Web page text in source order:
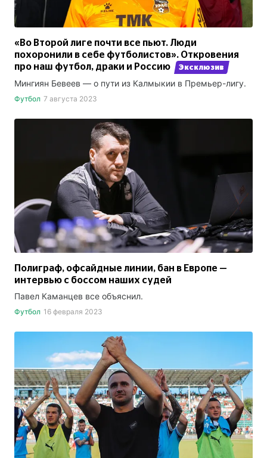
«Во Второй лиге почти все пьют. Люди
похоронили в себе футболистов». Откровения
про наш футбол, драки и Россию
Эксклюзив
Мингиян Бевеев — о пути из Калмыкии в Премьер-лигу.
Футбол 7 августа 2023
Полиграф, офсайдные линии, бан в Европе —
интервью с боссом наших судей
Павел Каманцев все объяснил.
Футбол 16 февраля 2023